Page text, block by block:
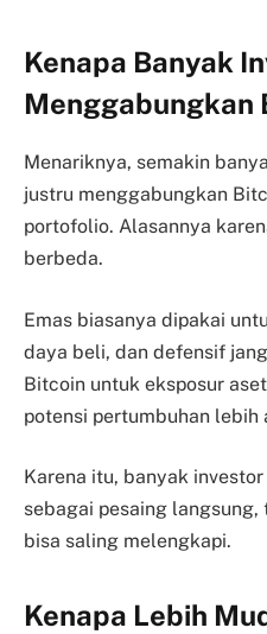
Kenapa Banyak
Menggabungkan
Menariknya, semakin
justru menggabungkan
portofolio. Alasannya
berbeda.
Emas biasanya dipakai
daya beli, dan defensif
Bitcoin untuk eksposur
potensi pertumbuhan lebih
Karena itu, banyak
sebagai pesaing
bisa saling melengkapi.
Kenapa Lebih